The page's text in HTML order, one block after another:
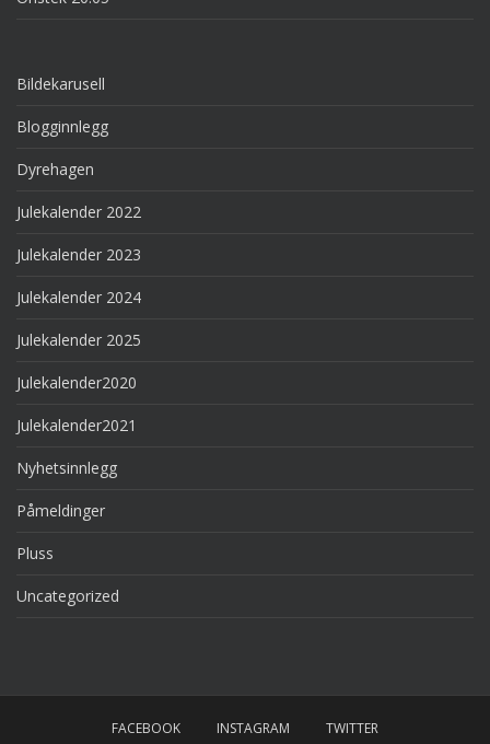
Bildekarusell
Blogginnlegg
Dyrehagen
Julekalender 2022
Julekalender 2023
Julekalender 2024
Julekalender 2025
Julekalender2020
Julekalender2021
Nyhetsinnlegg
Påmeldinger
Pluss
Uncategorized
FACEBOOK INSTAGRAM TWITTER